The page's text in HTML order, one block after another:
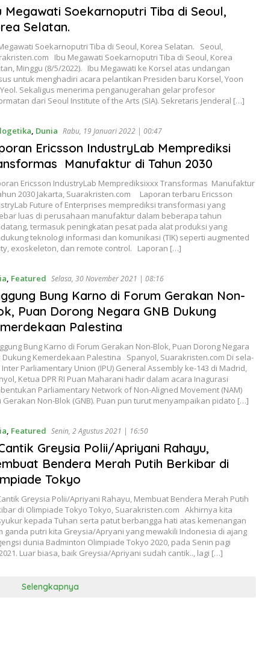
Megawati Soekarnoputri Tiba di Seoul,
Selatan.
Soekarnoputri Tiba di Seoul, Korea Selatan. Seoul,
Ibu Megawati Soekarnoputri Tiba di Seoul, Korea
Minggu (8/5/2022). Ibu Megawati ke Korsel atas undangan
untuk menghadiri acara pelantikan Presiden baru Korsel, Yoon
Sekaligus menerima penganugerahan gelar profesor
dari Seoul Institute of the Arts (SIA). Sekretaris Jenderal […]
, Dunia Rabu, 19 Januari 2022 | 00:47
Ericsson IndustryLab Memprediksi
Manufaktur di Tahun 2030
Ericsson IndustryLab Memprediksixxx Transformas Manufaktur
2030 Jakarta, Suarakristen.com Laporan terbaru Ericsson
Future of Enterprises memprediksi transformasi yang
luas di perusahaan manufaktur dalam beberapa tahun
termasuk peningkatan pesat pada alat produksi yang
teknologi informasi dan komunikasi (TIK) seperti augmented
exoskeleton, dan remote control. Laporan […]
, Featured Selasa, 30 November 2021 | 08:16
Bung Karno di Forum Gerakan Non-
Puan Dorong Negara GNB Dukung
Palestina
Bung Karno di Forum Gerakan Non-Blok, Puan Dorong Negara
Dukung Kemerdekaan Palestina Spanyol, Suarakristen.com Di sela-
Parliamentary Union (IPU) General Assembly ke-143 di Madrid,
Ketua DPR RI Puan Maharani hadir dalam acara Inagurasi
Parliamentary Network of Non-Aligned Movement (NAM)
Gerakan Non-Blok (GNB). Puan pun turut menyampaikan pidato […]
, Featured Senin, 2 Agustus 2021 | 16:50
Greysia Polii/Apriyani Rahayu,
Bendera Merah Putih Berkibar di
Tokyo
Greysia Polii/Apriyani Rahayu, Membuat Bendera Merah Putih
di Olimpiade Tokyo Tokyo, Suarakristen.com Akhirnya kita
kepada Tuhan serta patut berbangga hati atas kemenangan
ganda putri kita Greysia/Apryani yang mewakili Indonesia di ajang
dunia Badminton Olimpiade Tokyo 2020, pada Senin pagi
Luar biasa, baik Greysia/Apriyani sudah cantik.., lagi […]
Selengkapnya